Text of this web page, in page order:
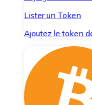
Lister un Token
Ajoutez le token